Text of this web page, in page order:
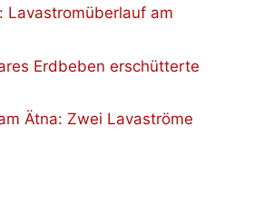
Lavastromüberlauf am
Erdbeben erschütterte
Ätna: Zwei Lavaströme